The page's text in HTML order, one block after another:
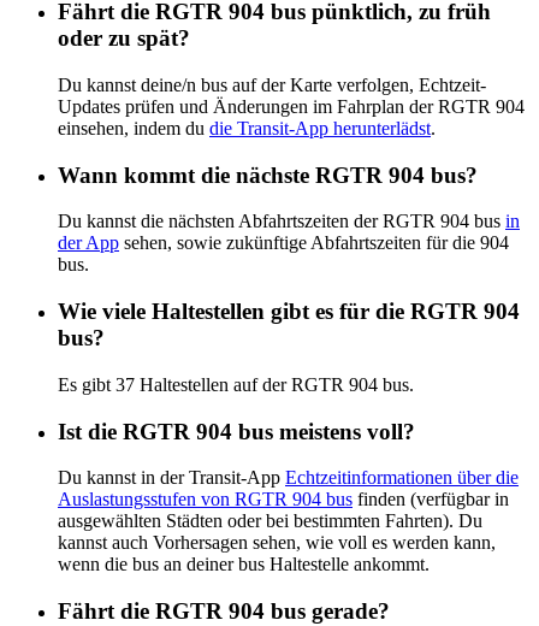
Fährt die RGTR 904 bus pünktlich, zu früh
oder zu spät?
Du kannst deine/n bus auf der Karte verfolgen, Echtzeit-
Updates prüfen und Änderungen im Fahrplan der RGTR 904
einsehen, indem du die Transit-App herunterlädst.
Wann kommt die nächste RGTR 904 bus?
Du kannst die nächsten Abfahrtszeiten der RGTR 904 bus in
der App sehen, sowie zukünftige Abfahrtszeiten für die 904
bus.
Wie viele Haltestellen gibt es für die RGTR 904
bus?
Es gibt 37 Haltestellen auf der RGTR 904 bus.
Ist die RGTR 904 bus meistens voll?
Du kannst in der Transit-App Echtzeitinformationen über die
Auslastungsstufen von RGTR 904 bus finden (verfügbar in
ausgewählten Städten oder bei bestimmten Fahrten). Du
kannst auch Vorhersagen sehen, wie voll es werden kann,
wenn die bus an deiner bus Haltestelle ankommt.
Fährt die RGTR 904 bus gerade?